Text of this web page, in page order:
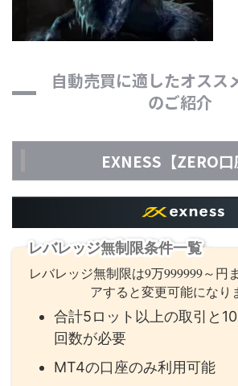
自動売買に適したオスス
のご紹介
EXNESS【ZERO口
レバレッジ無制限条件一覧
レバレッジ無制限は9万999999～円
アすると変更可能になり
合計5ロット以上の取引と
回数が必要
MT4の口座のみ利用可能